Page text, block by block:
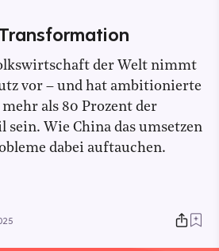
der Welt nimmt
vor – und hat ambitionierte
als 80 Prozent der
sein. Wie China das umsetzen
dabei auftauchen.